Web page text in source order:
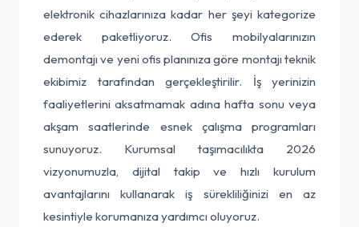
elektronik cihazlarınıza kadar her şeyi kategorize
ederek paketliyoruz. Ofis mobilyalarınızın
demontajı ve yeni ofis planınıza göre montajı teknik
ekibimiz tarafından gerçekleştirilir. İş yerinizin
faaliyetlerini aksatmamak adına hafta sonu veya
akşam saatlerinde esnek çalışma programları
sunuyoruz. Kurumsal taşımacılıkta 2026
vizyonumuzla, dijital takip ve hızlı kurulum
avantajlarını kullanarak iş sürekliliğinizi en az
kesintiyle korumanıza yardımcı oluyoruz.